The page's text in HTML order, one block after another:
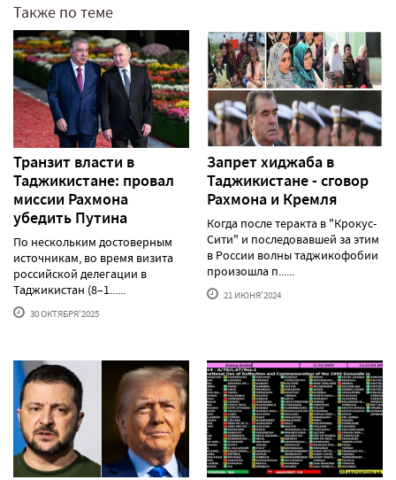
Также по теме
Транзит власти в
Таджикистане: провал
миссии Рахмона
убедить Путина
По нескольким достоверным
источникам, во время визита
российской делегации в
Таджикистан (8–1......
30 ОКТЯБРЯ'2025
Запрет хиджаба в
Таджикистане - сговор
Рахмона и Кремля
Когда после теракта в "Крокус-
Сити" и последовавшей за этим
в России волны таджикофобии
произошла п......
21 ИЮНЯ'2024